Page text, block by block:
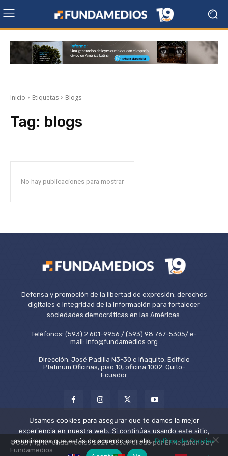
Inicio Etiquetas Blogs
Tag: blogs
No hay publicaciones para mostrar
Defensa y promoción de la libertad de expresión, derechos
digitales e integridad de la información para fortalecer
sociedades democráticas en las Américas.
Teléfonos: (593) 2 601-9956 / (593) 98 767-5305/ e-
mail: info@fundamedios.org
Dirección: José Padilla N3-30 e Iñaquito, Edificio
Platinum Oficinas, piso 10, oficina 1002. Quito-
Ecuador
©Copyright Fundamedios 2021. Desarrollado por El Megáfono by
Fundamedios.
Usamos cookies para asegurar que te damos la mejor
experiencia en nuestra web. Si continúas usando este sitio,
asumiremos que estás de acuerdo con ello.Política de Cookies